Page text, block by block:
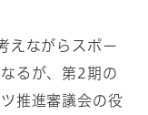
えながらスポー
るが、第2期の
推進審議会の役